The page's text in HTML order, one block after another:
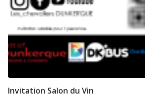
Invitation Salon du Vin